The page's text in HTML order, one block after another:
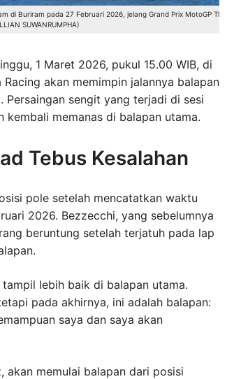
di Buriram pada 27 Februari 2026, jelang Grand Prix MotoGP Thailand.
SUWANRUMPHA)
1 Maret 2026, pukul 15.00 WIB, di
akan memimpin jalannya balapan
Persaingan sengit yang terjadi di sesi
memanas di balapan utama.
Tebus Kesalahan
pole setelah mencatatkan waktu
2026. Bezzecchi, yang sebelumnya
beruntung setelah terjatuh pada lap
lebih baik di balapan utama.
pada akhirnya, ini adalah balapan:
saya dan saya akan
akan memulai balapan dari posisi